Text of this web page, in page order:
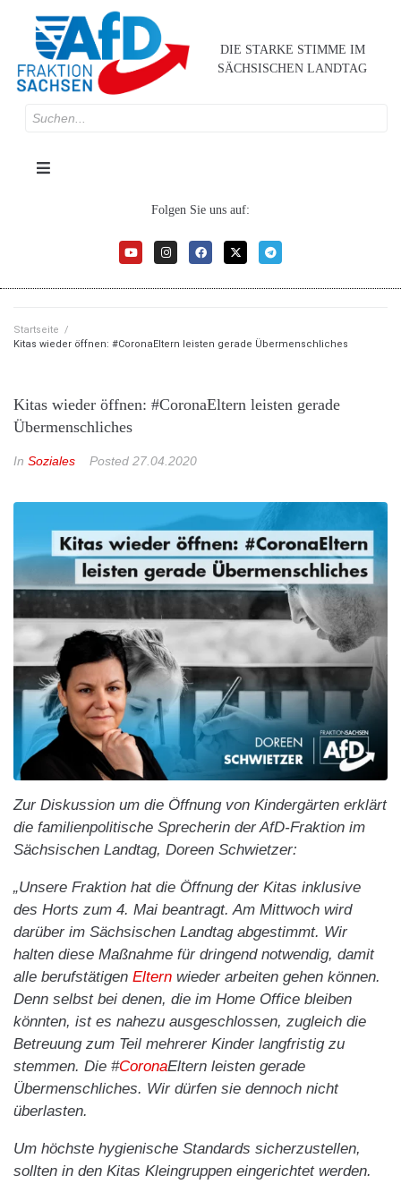
DIE STARKE STIMME IM
SÄCHSISCHEN LANDTAG
Folgen Sie uns auf:
Startseite /
Kitas wieder öffnen: #CoronaEltern leisten gerade Übermenschliches
Kitas wieder öffnen: #CoronaEltern leisten gerade
Übermenschliches
In Soziales Posted 27.04.2020
Zur Diskussion um die Öffnung von Kindergärten erklärt
die familienpolitische Sprecherin der AfD-Fraktion im
Sächsischen Landtag, Doreen Schwietzer:
„Unsere Fraktion hat die Öffnung der Kitas inklusive
des Horts zum 4. Mai beantragt. Am Mittwoch wird
darüber im Sächsischen Landtag abgestimmt. Wir
halten diese Maßnahme für dringend notwendig, damit
alle berufstätigen Eltern wieder arbeiten gehen können.
Denn selbst bei denen, die im Home Office bleiben
könnten, ist es nahezu ausgeschlossen, zugleich die
Betreuung zum Teil mehrerer Kinder langfristig zu
stemmen. Die #CoronaEltern leisten gerade
Übermenschliches. Wir dürfen sie dennoch nicht
überlasten.
Um höchste hygienische Standards sicherzustellen,
sollten in den Kitas Kleingruppen eingerichtet werden.